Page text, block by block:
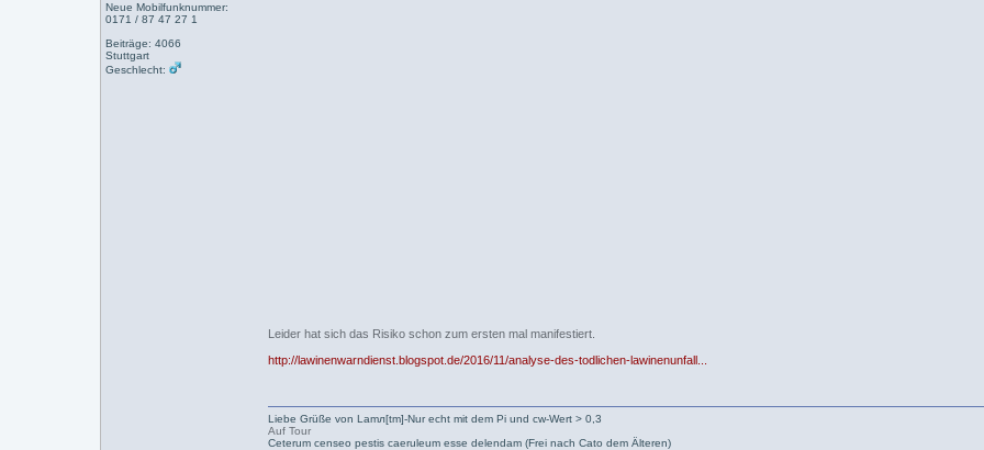
Neue Mobilfunknummer:
0171 / 87 47 27 1
Beiträge: 4066
Stuttgart
Geschlecht:
Leider hat sich das Risiko schon zum ersten mal manifestiert.
http://lawinenwarndienst.blogspot.de/2016/11/analyse-des-todlichen-lawinenunfall...
Liebe Grüße von Lamл[tm]-Nur echt mit dem Pi und cw-Wert > 0,3
Auf Tour
Ceterum censeo pestis caeruleum esse delendam (Frei nach Cato dem Älteren)